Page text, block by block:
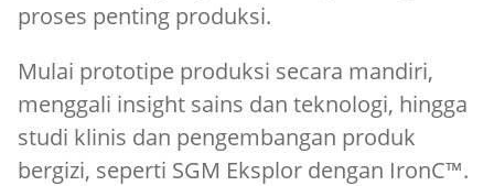
proses penting produksi.
Mulai prototipe produksi secara mandiri,
menggali insight sains dan teknologi, hingga
studi klinis dan pengembangan produk
bergizi, seperti SGM Eksplor dengan IronC™.